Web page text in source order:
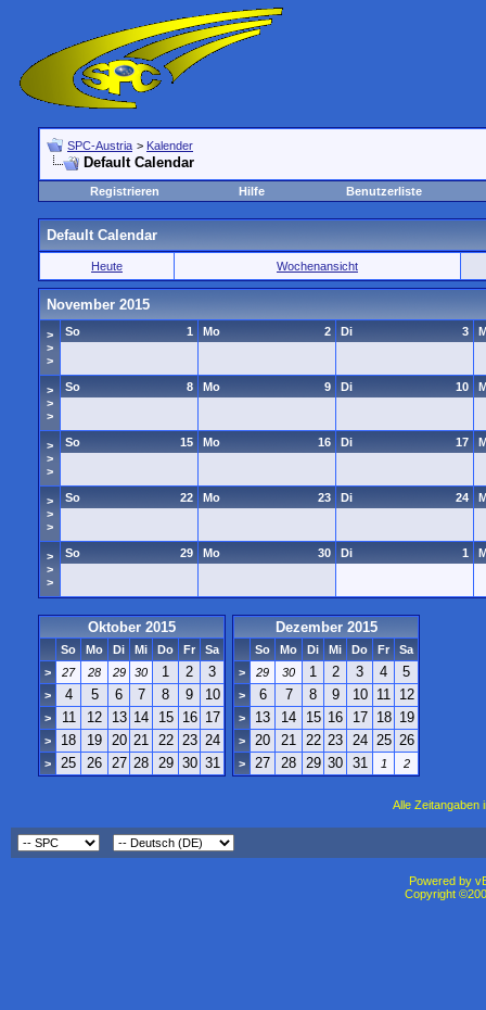
SPC-Austria > Kalender
Default Calendar
Registrieren Hilfe Benutzerliste
Default Calendar
Heute Wochenansicht
November 2015
>
>
>
1
So 2
Mo 3
Di
>
>
>
8
So 9
Mo 10
Di
>
>
>
15
So 16
Mo 17
Di
>
>
>
22
So 23
Mo 24
Di
>
>
>
29
So 30
Mo 1
Di
Oktober 2015
So Mo Di Mi Do Fr
Sa
>
27 28 29 30 1 2 3
> 4 5 6 7 8 9 10
> 11 12 13 14 15 16 17
> 18 19 20 21 22 23 24
> 25 26 27 28 29 30 31
Dezember 2015
So Mo Di Mi Do Fr
Sa
>
29 30 1 2 3 4 5
> 6 7 8 9 10 11 12
> 13 14 15 16 17 18 19
> 20 21 22 23 24 25 26
> 27 28 29 30 31 1 2
Alle Zeitangaben
Powered by
Copyright